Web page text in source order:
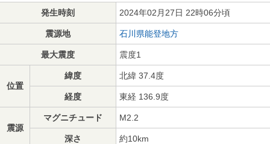
発生時刻 2024年02月27日 22時06分頃
震源地 石川県能登地方
最大震度 震度1
位置
緯度 北緯 37.4度
経度 東経 136.9度
震源
マグニチュード M2.2
深さ 約10km